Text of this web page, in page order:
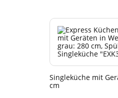
Singleküche mit
cm